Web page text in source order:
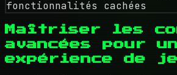
Maîtriser les
avancées pour
expérience de